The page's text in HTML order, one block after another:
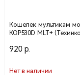
Кошелек мультикам
КОР530D MLT+
920 р.
Нет в наличии